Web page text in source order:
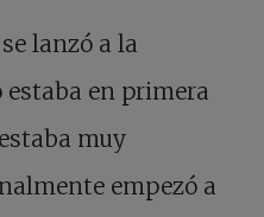
lanzó a la
estaba en primera
muy
empezó a